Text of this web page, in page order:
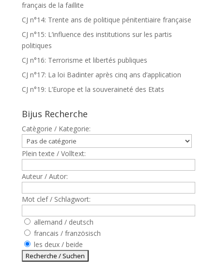
français de la faillite
CJ n°14: Trente ans de politique pénitentiaire française
CJ n°15: L’influence des institutions sur les partis
politiques
CJ n°16: Terrorisme et libertés publiques
CJ n°17: La loi Badinter après cinq ans d’application
CJ n°19: L’Europe et la souveraineté des Etats
Bijus Recherche
Catègorie / Kategorie:
Plein texte / Volltext:
Auteur / Autor:
Mot clef / Schlagwort:
allemand / deutsch
francais / französisch
les deux / beide